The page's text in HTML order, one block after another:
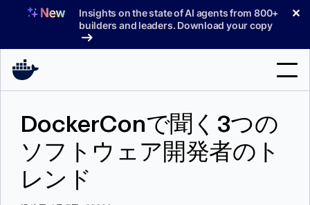
へ
Insights on the state of AI agents from 800+
builders and leaders. Download your copy
✕
サポート
索
DockerConで聞く3つの
ソフトウェア開発者のト
レンド